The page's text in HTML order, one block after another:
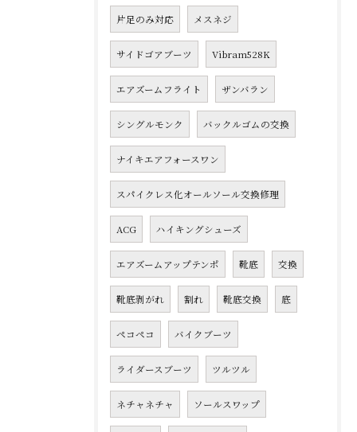
片足のみ対応 メスネジ
サイドゴアブーツ Vibram528K
エアズームフライト ザンバラン
シングルモンク バックルゴムの交換
ナイキエアフォースワン
スパイクレス化オールソール交換修理
ACG ハイキングシューズ
エアズームアップテンポ 靴底 交換
靴底剥がれ 割れ 靴底交換 底
ペコペコ バイクブーツ
ライダースブーツ ツルツル
ネチャネチャ ソールスワップ